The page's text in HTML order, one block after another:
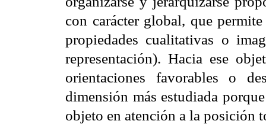
con carácter global, que
propiedades cualitativas o
representación). Hacia ese
orientaciones favorables o
dimensión más estudiada
objeto en atención a la posición